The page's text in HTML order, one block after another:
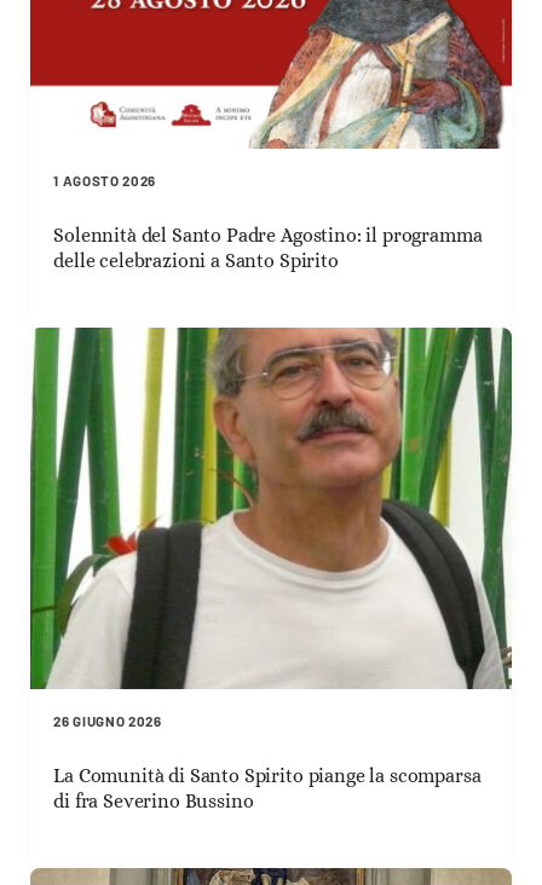
1 AGOSTO 2026
Solennità del Santo Padre Agostino: il programma
delle celebrazioni a Santo Spirito
26 GIUGNO 2026
La Comunità di Santo Spirito piange la scomparsa
di fra Severino Bussino